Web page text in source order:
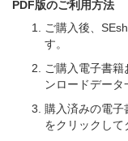
PDF版のご利用方法
ご購入後、
す。
ご購入電子書
ンロードデータ
購入済みの電子
をクリックして